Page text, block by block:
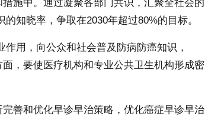
施中。通过凝聚各部门共识，汇聚全社会的
知晓率，争取在2030年超过80%的目标。
用，向公众和社会普及防病防癌知识，
，要使医疗机构和专业公共卫生机构形成密
善和优化早诊早治策略，优化癌症早诊早治